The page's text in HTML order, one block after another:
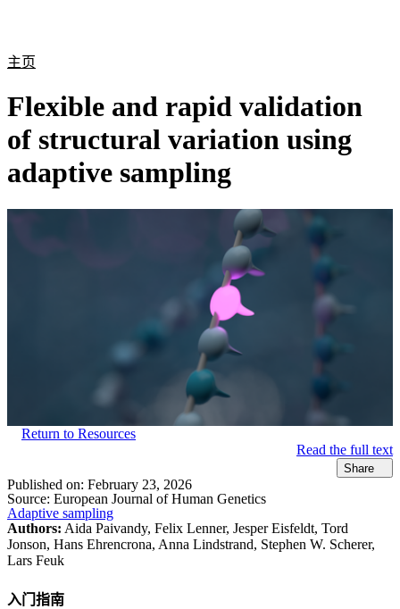
主页
Flexible and rapid validation
of structural variation using
adaptive sampling
Return to Resources
Read the full text
Share
Published on: February 23, 2026
Source: European Journal of Human Genetics
Adaptive sampling
Authors: Aida Paivandy, Felix Lenner, Jesper Eisfeldt, Tord
Jonson, Hans Ehrencrona, Anna Lindstrand, Stephen W. Scherer,
Lars Feuk
入门指南